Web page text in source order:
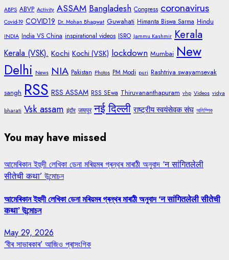
ABPS ABVP Activity ASSAM Bangladesh Congress coronavirus
Covid-19 COVID19 Dr. Mohan Bhagwat Guwahati Himanta Biswa Sarma Hindu
INDIA India VS China inspirational videos ISRO Jammu Kashmir Kerala
Kerala (VSK). Kochi Kochi (VSK) lockdown Mumbai New
Delhi News NIA Pakistan Photos PM Modi puri Rashtriya swayamsevak
sangh RSS RSS ASSAM RSS SEwa Thiruvananthapuram vhp Videos vidya
bharati Vsk assam इंदौर जयपुर नई दिल्ली राष्ट्रीय स्वयंसेवक संघ অলিম্পিক
You may have missed
আমেৰিকান ইহুদী লেখিকা ডেনা মৰিয়মৰ গ্ৰন্থৰ মাৰাঠী অনুবাদ ‘न सांगितलेली
सीतेची कथा’ উন্মোচন
আমেৰিকান ইহুদী লেখিকা ডেনা মৰিয়মৰ গ্ৰন্থৰ মাৰাঠী অনুবাদ ‘न सांगितलेली सीतेची
कथा’ উন্মোচন
May 29, 2026
‘বীৰ সাভাৰকাৰ’ আজিও প্ৰাসংগিক